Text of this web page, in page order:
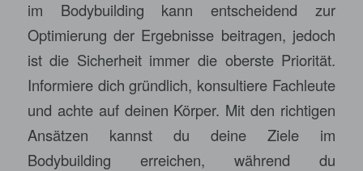
im Bodybuilding kann entscheidend zur
Optimierung der Ergebnisse beitragen, jedoch
ist die Sicherheit immer die oberste Priorität.
Informiere dich gründlich, konsultiere Fachleute
und achte auf deinen Körper. Mit den richtigen
Ansätzen kannst du deine Ziele im
Bodybuilding erreichen, während du